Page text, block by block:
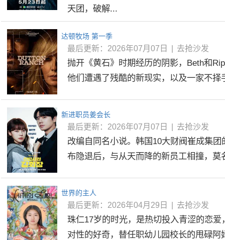
天团，破解...
达顿牧场 第一季
最后更新：2026年07月07日 去抢沙发
抛开《黄石》时期经历的阴影，Beth和
他们遭遇了残酷的新现实，以及一家不择
新进职员姜会长
最后更新：2026年07月07日 去抢沙发
改编自同名小说。韩国10大财阀崔成集团
布隐退后，与从天而降的新员工相撞，莫
世界的主人
最后更新：2026年04月29日 去抢沙发
珠仁17岁的时光，是热切投入青涩的恋爱
对性的好奇，替任职幼儿园校长的甩碌阿